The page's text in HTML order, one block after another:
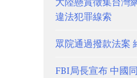
違法犯罪線索
眾院通過撥款法案
FBI局長宣布 中國